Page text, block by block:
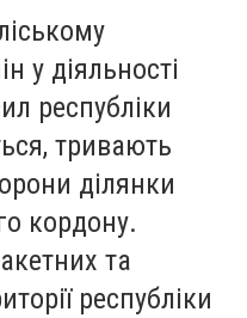
у діяльності
республіки
тривають
ділянки
кордону.
та
республіки